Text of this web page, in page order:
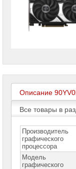
панели
Проекторы
Ноутбуки
Brand
Name
Моноблоки
Компьютеры
Brand
Name
Описание
Все товары в
Производитель
графического
процессора
Модель
графического